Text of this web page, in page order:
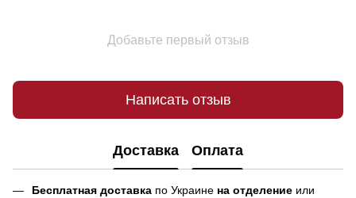
Добавьте первый отзыв
Написать отзыв
Доставка Оплата
Бесплатная доставка по Украине на отделение или